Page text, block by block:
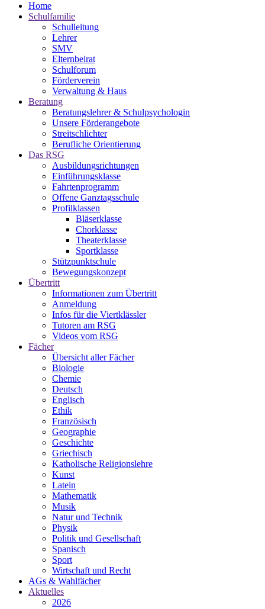
Home
Schulfamilie
Schulleitung
Lehrer
SMV
Elternbeirat
Schulforum
Förderverein
Verwaltung & Haus
Beratung
Beratungslehrer & Schulpsychologin
Unsere Förderangebote
Streitschlichter
Berufliche Orientierung
Das RSG
Ausbildungsrichtungen
Einführungsklasse
Fahrtenprogramm
Offene Ganztagsschule
Profilklassen
Bläserklasse
Chorklasse
Theaterklasse
Sportklasse
Stützpunktschule
Bewegungskonzept
Übertritt
Informationen zum Übertritt
Anmeldung
Infos für die Viertklässler
Tutoren am RSG
Videos vom RSG
Fächer
Übersicht aller Fächer
Biologie
Chemie
Deutsch
Englisch
Ethik
Französisch
Geographie
Geschichte
Griechisch
Katholische Religionslehre
Kunst
Latein
Mathematik
Musik
Natur und Technik
Physik
Politik und Gesellschaft
Spanisch
Sport
Wirtschaft und Recht
AGs & Wahlfächer
Aktuelles
2026